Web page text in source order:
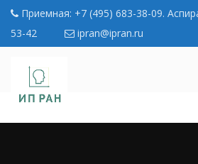
Приемная: +7 (495) 683-38-09.
53-42
ipran@ipran.ru